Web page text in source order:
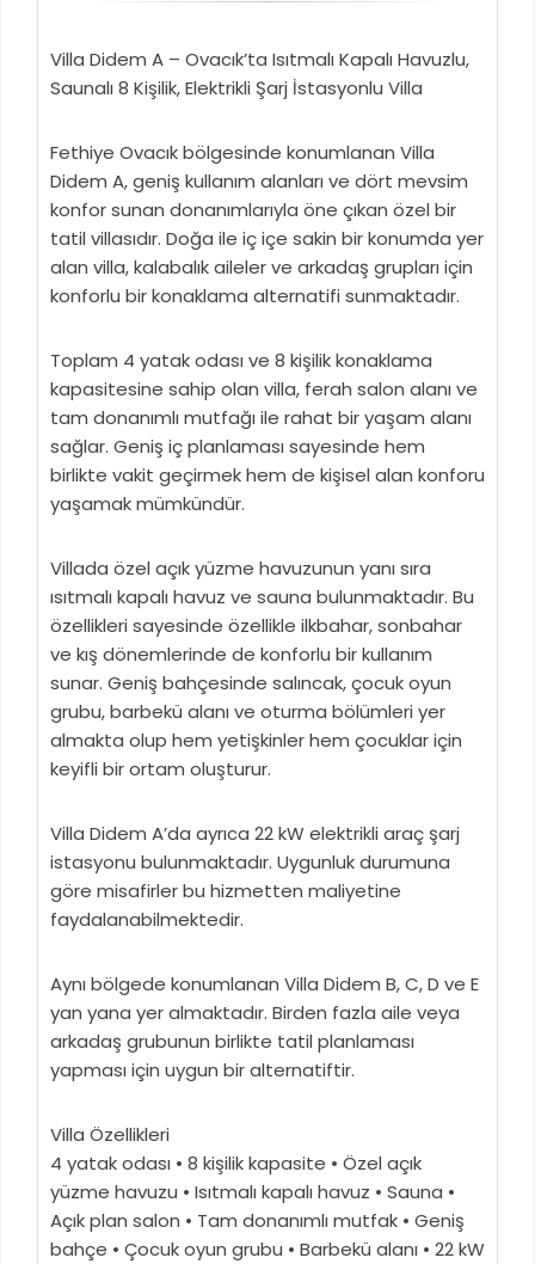
Villa Didem A – Ovacık’ta Isıtmalı Kapalı Havuzlu,
Saunalı 8 Kişilik, Elektrikli Şarj İstasyonlu Villa
Fethiye Ovacık bölgesinde konumlanan Villa
Didem A, geniş kullanım alanları ve dört mevsim
konfor sunan donanımlarıyla öne çıkan özel bir
tatil villasıdır. Doğa ile iç içe sakin bir konumda yer
alan villa, kalabalık aileler ve arkadaş grupları için
konforlu bir konaklama alternatifi sunmaktadır.
Toplam 4 yatak odası ve 8 kişilik konaklama
kapasitesine sahip olan villa, ferah salon alanı ve
tam donanımlı mutfağı ile rahat bir yaşam alanı
sağlar. Geniş iç planlaması sayesinde hem
birlikte vakit geçirmek hem de kişisel alan konforu
yaşamak mümkündür.
Villada özel açık yüzme havuzunun yanı sıra
ısıtmalı kapalı havuz ve sauna bulunmaktadır. Bu
özellikleri sayesinde özellikle ilkbahar, sonbahar
ve kış dönemlerinde de konforlu bir kullanım
sunar. Geniş bahçesinde salıncak, çocuk oyun
grubu, barbekü alanı ve oturma bölümleri yer
almakta olup hem yetişkinler hem çocuklar için
keyifli bir ortam oluşturur.
Villa Didem A’da ayrıca 22 kW elektrikli araç şarj
istasyonu bulunmaktadır. Uygunluk durumuna
göre misafirler bu hizmetten maliyetine
faydalanabilmektedir.
Aynı bölgede konumlanan Villa Didem B, C, D ve E
yan yana yer almaktadır. Birden fazla aile veya
arkadaş grubunun birlikte tatil planlaması
yapması için uygun bir alternatiftir.
Villa Özellikleri
4 yatak odası • 8 kişilik kapasite • Özel açık
yüzme havuzu • Isıtmalı kapalı havuz • Sauna •
Açık plan salon • Tam donanımlı mutfak • Geniş
bahçe • Çocuk oyun grubu • Barbekü alanı • 22 kW